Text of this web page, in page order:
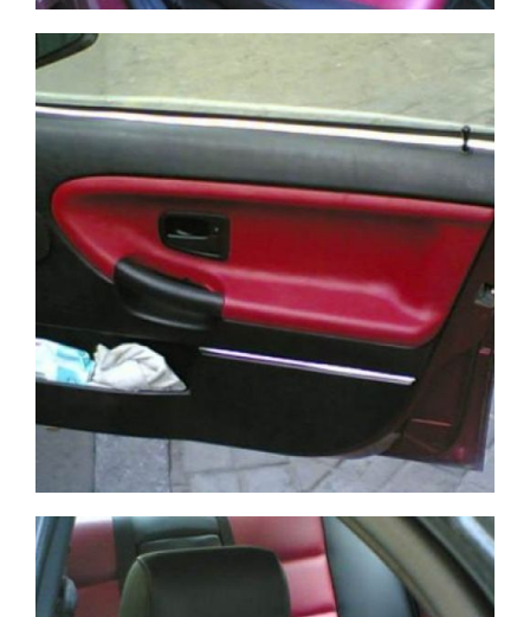
BMW negro y rojo Ampliar
BMW negro y rojo Ampliar